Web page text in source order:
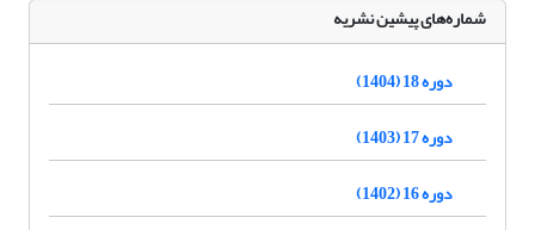
شماره‌های پیشین نشریه
دوره 18 (1404)
دوره 17 (1403)
دوره 16 (1402)